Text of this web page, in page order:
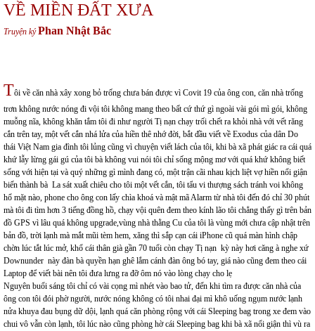
VỀ MIỀN ĐẤT XƯA
Truyện ký Phan Nhật Bắc
Tôi về căn nhà xây xong bỏ trống chưa bán được vì Covit 19 của ông con, căn nhà trống
trơn không nước nóng đi vội tôi không mang theo bất cứ thứ gì ngoài vài gói mì gói, không
muỗng nĩa, không khăn tắm tôi đi như người Tị nạn chạy trối chết ra khỏi nhà với vết răng
cắn trên tay, một vết cắn nhá lửa của hiền thê nhớ đời, bắt đầu viết về Exodus của dân Do
thái Việt Nam gia đình tôi lủng cũng vì chuyện viết lách của tôi, khi bà xã phát giác ra cái quá
khứ lẫy lừng gái gú của tôi bà không vui nói tôi chỉ sống mộng mơ với quá khứ không biết
sống với hiện tại và quý những gì mình đang có, một trận cãi nhau kịch liệt vợ hiền nổi giận
biến thành bà La sát xuất chiêu cho tôi một vết cắn, tôi tẩu vi thượng sách tránh voi không
hổ mặt nào, phone cho ông con lấy chìa khoá và mật mã Alarm từ nhà tôi đến đó chỉ 30 phút
mà tôi đi tìm hơn 3 tiếng đồng hồ, chạy vội quên đem theo kính lão tôi chẳng thấy gì trên bản
đồ GPS vì lâu quá không upgrade,vùng nhà thằng Cu của tôi là vùng mới chưa cập nhật trên
bản đồ, trời lạnh mà mắt mũi tèm hem, xăng thì sắp cạn cái iPhone cũ quá màn hình chập
chờn lúc tắt lúc mở, khổ cái thân già gần 70 tuổi còn chạy Tị nạn kỳ này hơi căng à nghe xứ
Downunder này đàn bà quyền hạn ghê lắm cánh đàn ông bó tay, giá nào cũng đem theo cái
Laptop để viết bài nên tôi đưa lưng ra đỡ ôm nó vào lòng chạy cho lẹ
Nguyên buổi sáng tôi chỉ có vài cọng mì nhét vào bao tử, đến khi tìm ra được căn nhà của
ông con tôi đói phờ người, nước nóng không có tôi nhai đại mì khô uống ngụm nước lạnh
nửa khuya đau bụng dữ dội, lạnh quá căn phòng rộng với cái Sleeping bag trong xe đem vào
chui vô vẫn còn lạnh, tôi lúc nào cũng phòng hờ cái Sleeping bag khi bà xã nổi giận thì vù ra